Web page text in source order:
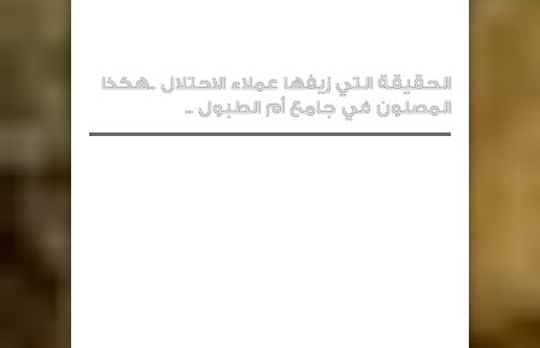
الحقيقة التي زيفها عملاء الاحتلال ..هكذا
المصلون في جامع أم الطبول ..